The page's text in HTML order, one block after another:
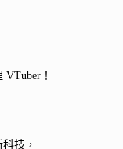
！
技，